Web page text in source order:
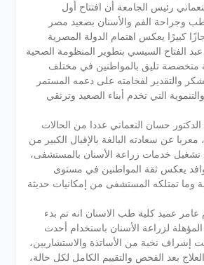
رئيس الجامعة أن افتتاح أول
الفم والأسنان بصعيد مصر
كبيرًا يعكس اهتمام الدولة المصرية
الفتاح السيسي بتطوير المنظومة الصحية
متخصصة تليق بالمواطنين في مختلف
والتقدير لفخامته على دعمه المستمر
التي تخدم أبناء الصعيد وترتقي
حسان النعماني عددا من الحالات
عن سعادته البالغة بالإقبال الكبير من
خدمات زراعة الأسنان بالمستشفى،
يعكس ثقة المواطنين في مستوى
وما تمتلكه المستشفى من إمكانيات حديثة
عامر عميد كلية طب الاسنان انه تم بدء
لزراعة الأسنان باستخدام أحدث
إشراف نخبة من الأساتذة والاستشاريين،
بعد الفحص والتقييم الكامل لكل حالة،